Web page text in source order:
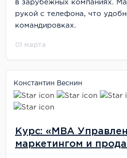
в зарубежных компаниях.
рукой с телефона, что
командировках.
01 марта
Константин Веснин
Курс: «MBA
маркетингом и